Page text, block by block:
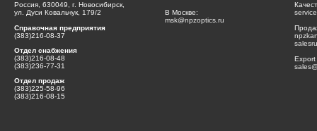
Россия, 630049, г. Новосибирск,
ул. Дуси Ковальчук, 179/2
Справочная предприятия
(383)216-08-37
Отдел снабжения
(383)216-08-48
(383)236-77-31
Отдел продаж
(383)225-58-96
(383)216-08-15
В Москве:
msk@npzoptics.ru